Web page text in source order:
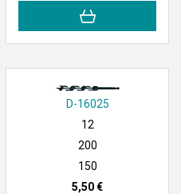
D-16025
12
200
150
5,50 €